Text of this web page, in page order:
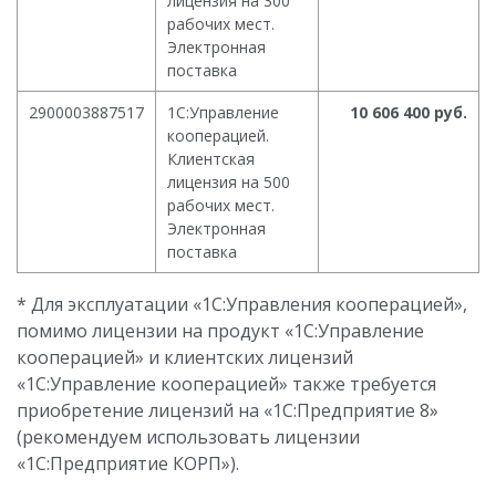
рабочих мест.
Электронная
поставка
2900003887517
1С:Управление
кооперацией.
Клиентская
лицензия на 500
рабочих мест.
Электронная
поставка
10 606 400 руб.
* Для эксплуатации «1С:Управления кооперацией»,
помимо лицензии на продукт «1С:Управление
кооперацией» и клиентских лицензий
«1С:Управление кооперацией» также требуется
приобретение лицензий на «1C:Предприятие 8»
(рекомендуем использовать лицензии
«1С:Предприятие КОРП»).